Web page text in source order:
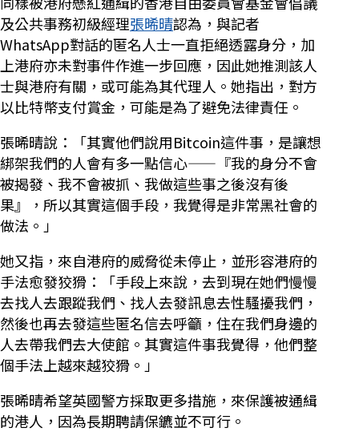
及公共事務初級經理張晞晴認為，與記者
WhatsApp對話的匿名人士一直拒絕透露身分，加
上港府亦未對事件作進一步回應，因此她推測該人
士與港府有關，或可能為其代理人。她指出，對方
以比特幣支付賞金，可能是為了避免法律責任。
張晞晴說：「其實他們說用Bitcoin這件事，是讓想
綁架我們的人會有多一點信心——『我的身分不會
被揭發、我不會被抓、我做這些事之後沒有後
果』，所以其實這個手段，我覺得是非常黑社會的
做法。」
她又指，來自港府的威脅從未停止，並形容港府的
手法愈發狡猾：「手段上來說，去到現在她們慢慢
去找人去跟蹤我們、找人去發訊息去性騷擾我們，
然後也再去發這些匿名信去呼籲，住在我們身邊的
人去帶我們去大使館。其實這件事我覺得，他們整
個手法上越來越狡猾。」
張晞晴希望英國警方採取更多措施，來保護被通緝
的港人，因為長期聘請保鑣並不可行。